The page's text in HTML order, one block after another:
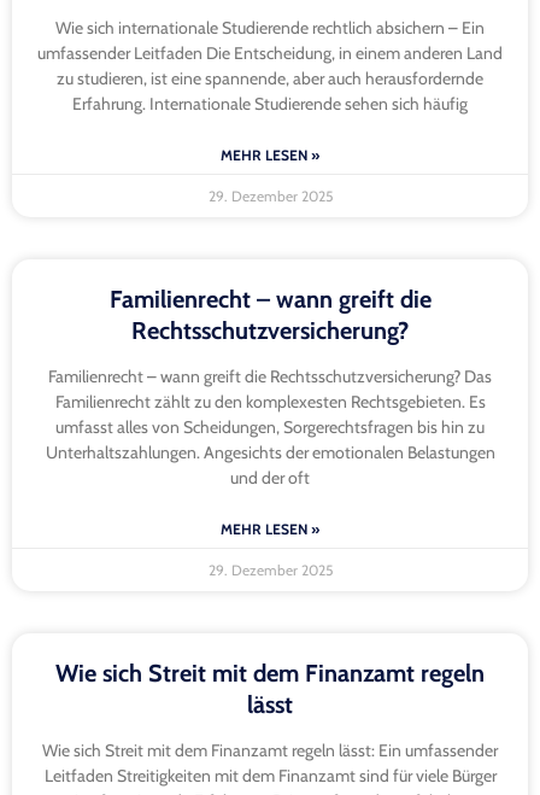
Wie sich internationale Studierende rechtlich absichern – Ein
umfassender Leitfaden Die Entscheidung, in einem anderen Land
zu studieren, ist eine spannende, aber auch herausfordernde
Erfahrung. Internationale Studierende sehen sich häufig
MEHR LESEN »
29. Dezember 2025
Familienrecht – wann greift die
Rechtsschutzversicherung?
Familienrecht – wann greift die Rechtsschutzversicherung? Das
Familienrecht zählt zu den komplexesten Rechtsgebieten. Es
umfasst alles von Scheidungen, Sorgerechtsfragen bis hin zu
Unterhaltszahlungen. Angesichts der emotionalen Belastungen
und der oft
MEHR LESEN »
29. Dezember 2025
Wie sich Streit mit dem Finanzamt regeln
lässt
Wie sich Streit mit dem Finanzamt regeln lässt: Ein umfassender
Leitfaden Streitigkeiten mit dem Finanzamt sind für viele Bürger